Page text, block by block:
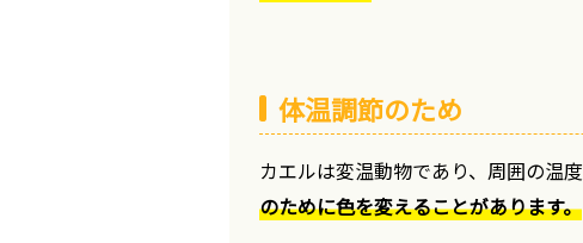
体温調節のため
カエルは変温動物であり、周囲の温
のために色を変えることがあります。